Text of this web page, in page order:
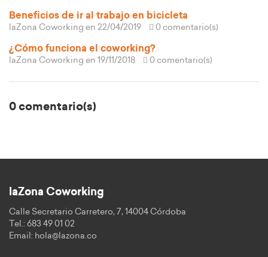
Beneficios de ir al trabajo en bicicleta
laZona Coworking en 22/04/2019 0 comentario(s)
¿Cómo funciona el coworking?
laZona Coworking en 19/11/2018 0 comentario(s)
0 comentario(s)
laZona Coworking
Calle Secretario Carretero, 7, 14004 Córdoba
Tel.: 683 49 01 02
Email: hola@lazona.co